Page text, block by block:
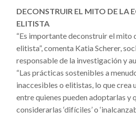
DECONSTRUIR EL MITO DE LA
ELITISTA
“Es importante deconstruir el mito
elitista”, comenta Katia Scherer,
responsable de la investigación y
“Las prácticas sostenibles a
inaccesibles o elitistas, lo que crea
entre quienes pueden adoptarlas y
considerarlas ‘difíciles’ o